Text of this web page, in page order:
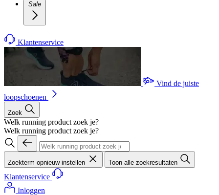
Sale
Klantenservice
Vind de juiste
loopschoenen
Zoek
Welk running product zoek je?
Welk running product zoek je?
Zoekterm opnieuw instellen Toon alle zoekresultaten
Klantenservice
Inloggen